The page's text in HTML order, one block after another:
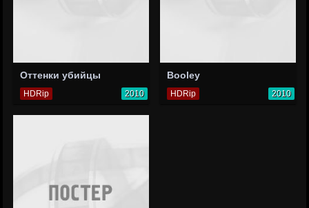
Оттенки убийцы
HDRip 2010
Booley
HDRip 2010